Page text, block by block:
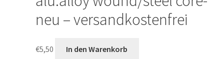
neu – versandkostenfrei
€5,50 In den Warenkorb